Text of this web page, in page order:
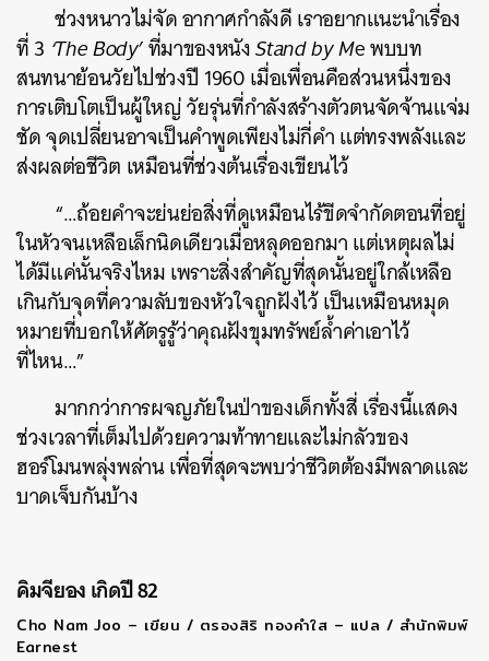
ช่วงหนาวไม่จัด อากาศกำลังดี เราอยากแนะนำเรื่อง
ที่ 3 ‘The Body’ที่มาของหนังStand by Me พบบท
สนทนาย้อนวัยไปช่วงปี 1960 เมื่อเพื่อนคือส่วนหนึ่งของ
การเติบโตเป็นผู้ใหญ่ วัยรุ่นที่กำลังสร้างตัวตนจัดจ้านแจ่ม
ชัด จุดเปลี่ยนอาจเป็นคำพูดเพียงไม่กี่คำ แต่ทรงพลังและ
ส่งผลต่อชีวิต เหมือนที่ช่วงต้นเรื่องเขียนไว้
“…ถ้อยคำจะย่นย่อสิ่งที่ดูเหมือนไร้ขีดจำกัดตอนที่อยู่
ในหัวจนเหลือเล็กนิดเดียวเมื่อหลุดออกมา แต่เหตุผลไม่
ได้มีแค่นั้นจริงไหม เพราะสิ่งสำคัญที่สุดนั้นอยู่ใกล้เหลือ
เกินกับจุดที่ความลับของหัวใจถูกฝังไว้ เป็นเหมือนหมุด
หมายที่บอกให้ศัตรูรู้ว่าคุณฝังขุมทรัพย์ล้ำค่าเอาไว้
ที่ไหน…”
มากกว่าการผจญภัยในป่าของเด็กทั้งสี่ เรื่องนี้แสดง
ช่วงเวลาที่เต็มไปด้วยความท้าทายและไม่กลัวของ
ฮอร์โมนพลุ่งพล่าน เพื่อที่สุดจะพบว่าชีวิตต้องมีพลาดและ
บาดเจ็บกันบ้าง
คิมจียอง เกิดปี 82
Cho Nam Joo – เขียน / ตรองสิริ ทองคำใส – แปล / สำนักพิมพ์
Earnest